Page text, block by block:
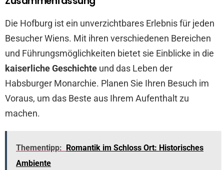
Die Hofburg ist ein unverzichtbares Erlebnis für jeden
Besucher Wiens. Mit ihren verschiedenen Bereichen
und Führungsmöglichkeiten bietet sie Einblicke in die
kaiserliche Geschichte und das Leben der
Habsburger Monarchie. Planen Sie Ihren Besuch im
Voraus, um das Beste aus Ihrem Aufenthalt zu
machen.
Thementipp:
Romantik im Schloss Ort: Historisches
Ambiente